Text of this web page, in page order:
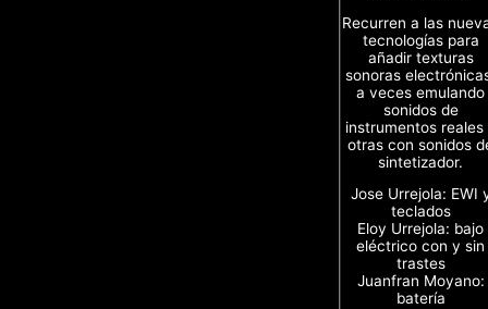
Recurren a las
tecnologías para
añadir texturas
sonoras
a veces emulando
sonidos de
instrumentos reales
otras con sonidos
sintetizador.
Jose Urrejola: EWI
teclados
Eloy Urrejola: bajo
eléctrico con y sin
trastes
Juanfran Moyano:
batería